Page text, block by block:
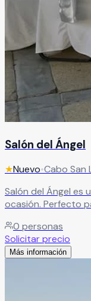
Salón del Ángel
★Nuevo•Cabo San
Salón del Ángel es
ocasión. Perfecto para cursos, capacitaciones, bodas, XV años, comuniones, bautizos, despedidas, conferencias, aniversarios y más, es el lugar ideal para crear experiencias
0 personas
Solicitar precio
Más información